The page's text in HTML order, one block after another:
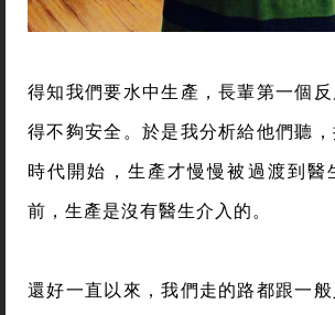
得知我們要水中生產，長輩第一個
得不夠安全。於是我分析給他們聽
時代開始，生產才慢慢被過渡到醫
前，生產是沒有醫生介入的。
還好一直以來，我們走的路都跟一